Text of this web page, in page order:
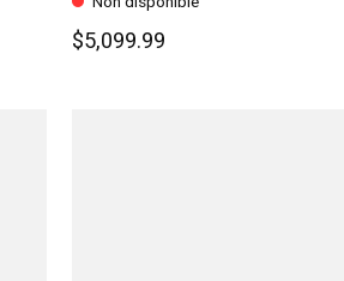
$5,099.99